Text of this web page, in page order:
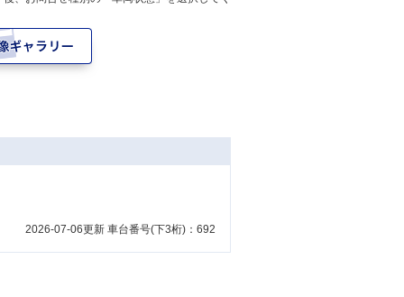
2026-07-06更新 車台番号(下3桁)：692